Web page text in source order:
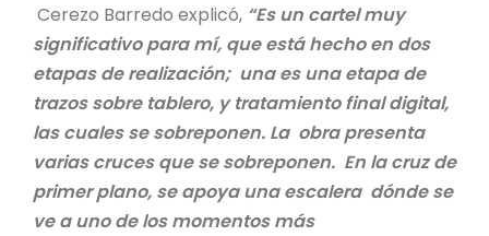
Cerezo Barredo explicó, “Es un cartel muy
significativo para mí, que está hecho en dos
etapas de realización; una es una etapa de
trazos sobre tablero, y tratamiento final digital,
las cuales se sobreponen. La obra presenta
varias cruces que se sobreponen. En la cruz de
primer plano, se apoya una escalera dónde se
ve a uno de los momentos más